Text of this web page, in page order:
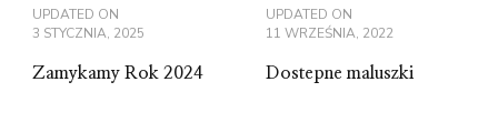
UPDATED ON
3 STYCZNIA, 2025
Zamykamy Rok 2024
UPDATED ON
11 WRZEŚNIA, 2022
Dostepne maluszki